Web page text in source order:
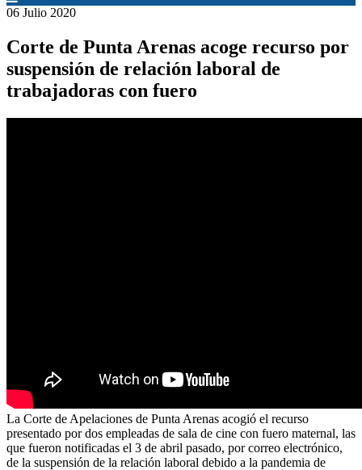
06 Julio 2020
Corte de Punta Arenas acoge recurso por
suspensión de relación laboral de
trabajadoras con fuero
La Corte de Apelaciones de Punta Arenas acogió el recurso
presentado por dos empleadas de sala de cine con fuero maternal, las
que fueron notificadas el 3 de abril pasado, por correo electrónico,
de la suspensión de la relación laboral debido a la pandemia de